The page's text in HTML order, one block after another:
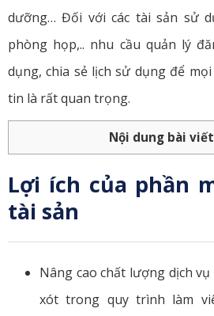
dưỡng… Đối với các tài sản sử
phòng họp,.. nhu cầu quản lý
dụng, chia sẻ lịch sử dụng để
tin là rất quan trọng.
Nội dung bài viết
Lợi ích của phần
tài sản
Nâng cao chất lượng dịch
xót trong quy trình làm